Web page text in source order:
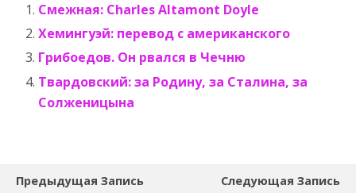
Смежная: Сharles Altamont Doyle
Хемингуэй: перевод с американского
Грибоедов. Он рвался в Чечню
Твардовский: за Родину, за Сталина, за
Солженицына
Предыдущая Запись
Следующая Запись